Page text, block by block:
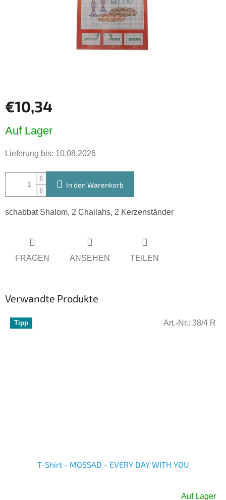
€10,34
Auf Lager
Lieferung bis: 10.08.2026
In den Warenkorb
schabbat Shalom, 2 Challahs, 2 Kerzenständer
FRAGEN ANSEHEN TEILEN
Verwandte Produkte
Tipp
T-Shirt - MOSSAD - EVERY DAY WITH YOU
Auf Lager
Art.-Nr.: 38/4 R